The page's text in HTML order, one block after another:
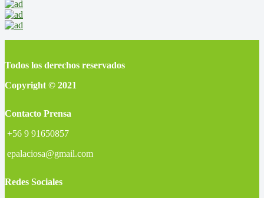
Todos los derechos reservados
Copyright © 2021
Contacto Prensa
+56 9 91650857
epalaciosa@gmail.com
Redes Sociales